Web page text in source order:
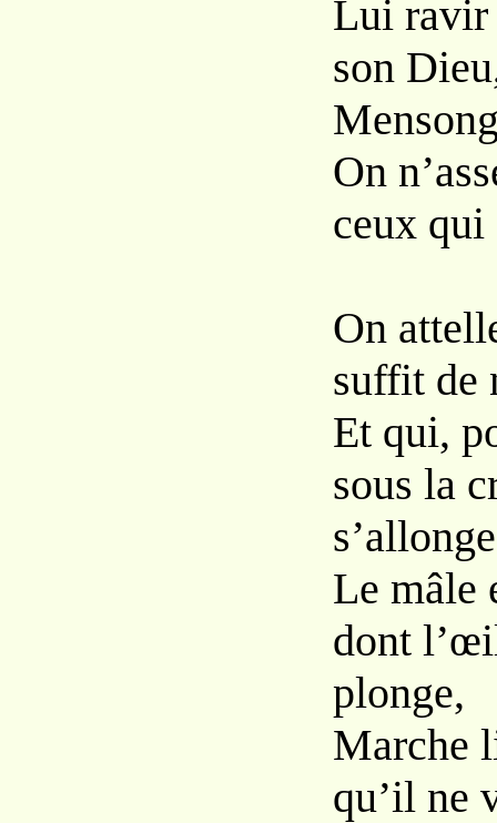
Lui ravir
son
On
ceux qui
On
suffit de
Et qui,
sous la
Le mâle
dont
plonge,
Marche
qu’il ne